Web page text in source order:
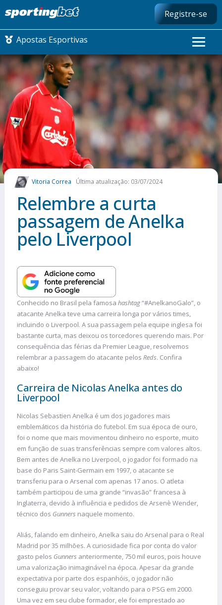
Registre-se
Apostas Esportivas
CONMEBOL LIBERTADORES
FUTEBOL NACIONAL
FUTEBOL INTERNACIONAL
COMO APOSTAR
MAIS ESPORTES
Vitoria Correa Última atualização: 03/07/2024
Relembre a curta
passagem de Anelka
pelo Liverpool
Conhecido no Brasil pela famosa hashtag“#AnelkanoGalo”, o
atacante Anelka teve uma carreira longa por vários times,
incluindo o Liverpool. A sua passagem pela equipe inglesa foi
bastante curta, mas deixou os torcedores querendo mais. Por
consequência das férias da Premier League, resolvemos
relembrar a passagem do atacante pelos Reds. Confira
abaixo!
Carreira de Nicolas Anelka antes do
Liverpool
Nicolas Sebastien Anelka é um dos jogadores mais
emblemáticos da história do futebol. Em sua época de ouro,
foi o nome que mais movimentou dinheiro no esporte, muito
em função de suas transferências sempre com valores altos.
Bem antes de Anelka no Liverpool, o jogador foi formado na
base do Paris Saint-Germain em 1997, o atacante se
transferiu para o Arsenal com apenas 17 anos. O atleta
também participou de uma grande “invasão” francesa à
Inglaterra, devido à influência e pedidos de Arsenè Wender,
técnico dos Gunners naquele momento.
Aliás, falando em dinheiro, Anelka saiu do Arsenal para o Real
Madrid por 35 milhões. A curiosidade fica por conta do valor
gasto pelos Gunners anteriormente, 750 mil euros, pois houve
uma valorização inimaginável na época. Apesar da grande
expectativa por parte dos espanhóis, o jogador não
conseguiu provar seu valor, voltando para o PSG em 2000.
Uma vez em seu clube formador, ele foi emprestado ao